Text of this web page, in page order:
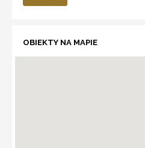
OBIEKTY NA MAPIE